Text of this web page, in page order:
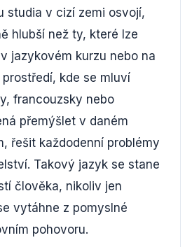
studia v cizí zemi osvojí,
hlubší než ty, které lze
jazykovém kurzu nebo na
kde se mluví
francouzsky nebo
přemýšlet v daném
řešit každodenní problémy
Takový jazyk se stane
člověka, nikoliv jen
vytáhne z pomyslné
pohovoru.